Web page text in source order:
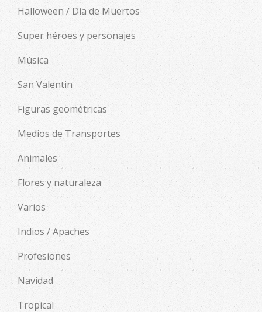
Halloween / Día de Muertos
Super héroes y personajes
Música
San Valentin
Figuras geométricas
Medios de Transportes
Animales
Flores y naturaleza
Varios
Indios / Apaches
Profesiones
Navidad
Tropical